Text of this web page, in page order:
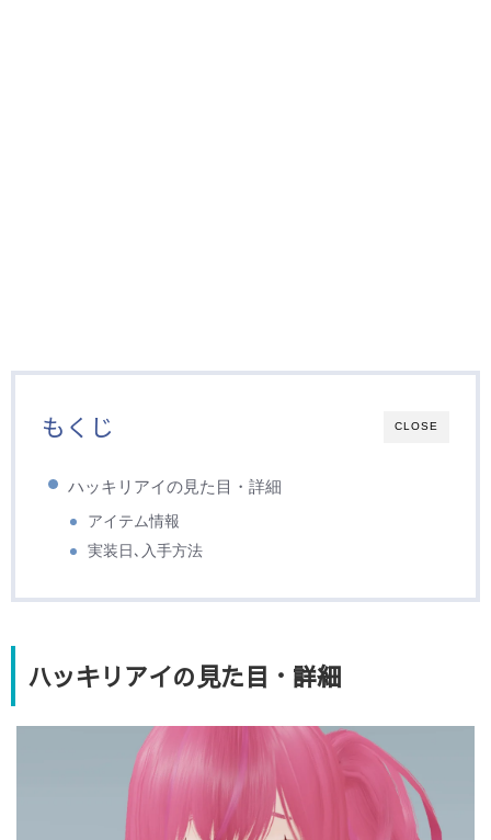
CLOSE
もくじ
ハッキリアイの見た目・詳細
アイテム情報
実装日､入手方法
ハッキリアイの見た目・詳細